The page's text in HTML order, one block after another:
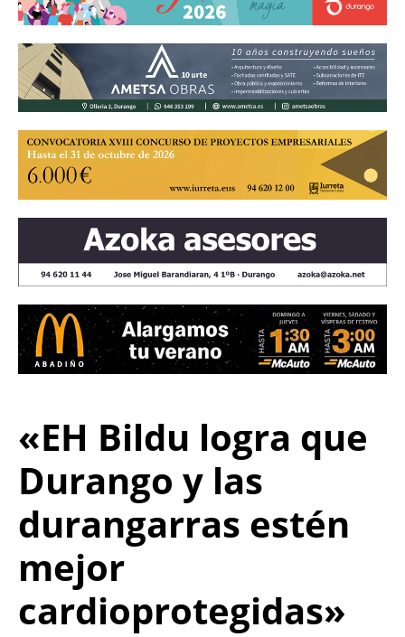
«EH Bildu logra que
Durango y las
durangarras estén
mejor
cardioprotegidas»